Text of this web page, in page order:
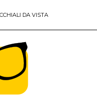
DA VISTA